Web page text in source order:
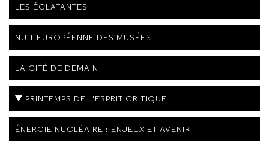
LES ÉCLATANTES
NUIT EUROPÉENNE DES MUSÉES
LA CITÉ DE DEMAIN
PRINTEMPS DE L'ESPRIT CRITIQUE
ÉNERGIE NUCLÉAIRE : ENJEUX ET AVENIR